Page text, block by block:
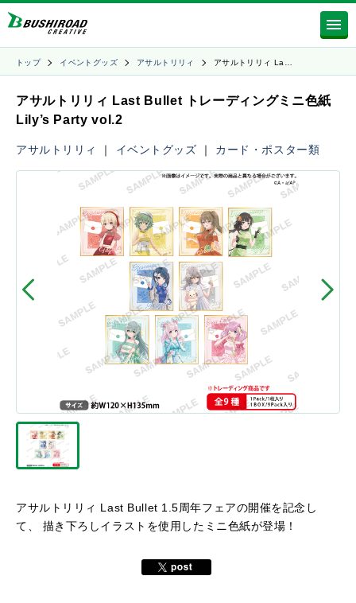
トップ イベントグッズ アサルトリリィ アサルトリリィ La…
アサルトリリィ Last Bullet トレーディングミニ色紙
Lily’s Party vol.2
アサルトリリィ ｜ イベントグッズ ｜ カード・ポスター類
アサルトリリィ Last Bullet 1.5周年フェアの開催を記念し
て、 描き下ろしイラストを使用したミニ色紙が登場！